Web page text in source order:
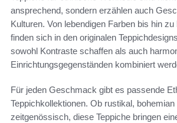
ansprechend, sondern erzählen auch
Kulturen. Von lebendigen Farben bis hin
finden sich in den originalen
sowohl Kontraste schaffen als auch
Einrichtungsgegenständen kombiniert
Für jeden Geschmack gibt es passende
Teppichkollektionen. Ob rustikal, bohemian
zeitgenössisch, diese Teppiche bringen